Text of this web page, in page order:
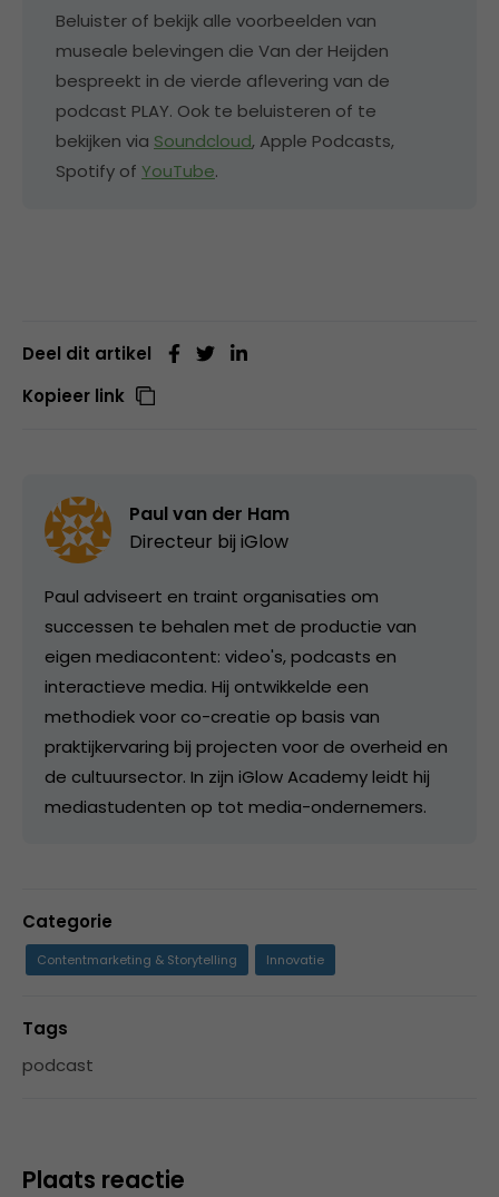
Beluister of bekijk alle voorbeelden van
museale belevingen die Van der Heijden
bespreekt in de vierde aflevering van de
podcast PLAY. Ook te beluisteren of te
bekijken via Soundcloud, Apple Podcasts,
Spotify of YouTube.
Deel dit artikel
Kopieer link
Paul van der Ham
Directeur bij iGlow
Paul adviseert en traint organisaties om
successen te behalen met de productie van
eigen mediacontent: video's, podcasts en
interactieve media. Hij ontwikkelde een
methodiek voor co-creatie op basis van
praktijkervaring bij projecten voor de overheid en
de cultuursector. In zijn iGlow Academy leidt hij
mediastudenten op tot media-ondernemers.
Categorie
Contentmarketing & Storytelling Innovatie
Tags
podcast
Plaats reactie